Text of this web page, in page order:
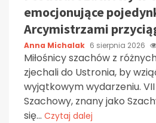
emocjonujące
Arcymistrzami
Anna Michalak 6 sierpnia 2026
Miłośnicy szachów z
zjechali do Ustronia, by
wyjątkowym wydarzeniu.
Szachowy, znany jako
się... Czytaj dalej